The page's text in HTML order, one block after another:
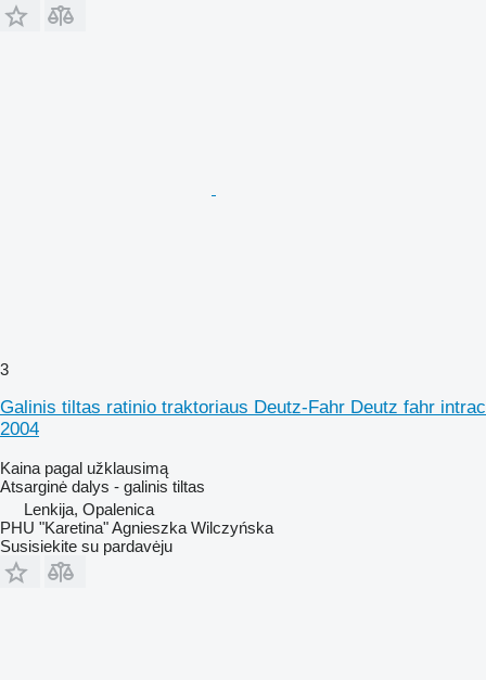
3
Galinis tiltas ratinio traktoriaus Deutz-Fahr Deutz fahr intrac
2004
Kaina pagal užklausimą
Atsarginė dalys - galinis tiltas
Lenkija, Opalenica
PHU "Karetina" Agnieszka Wilczyńska
Susisiekite su pardavėju